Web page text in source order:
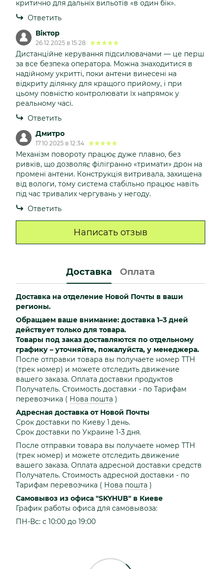
критично для дальніх вильотів «в один бік».
Ответить
Віктор
26.12.2025 в 15:28
Дистанційне керування підсилювачами — це перш
за все безпека оператора. Можна знаходитися в
надійному укритті, поки антени винесені на
відкриту ділянку для кращого прийому, і при
цьому повністю контролювати їх напрямок у
реальному часі.
Ответить
Дмитро
17.10.2025 в 12:34
Механізм повороту працює дуже плавно, без
ривків, що дозволяє філігранно «тримати» дрон на
промені антени. Конструкція витривала, захищена
від вологи, тому система стабільно працює навіть
під час тривалих чергувань у негоду.
Ответить
Написать отзыв
Доставка Оплата
Доставка на отделение Новой Почты в ваши
регионы.
Обращаем ваше внимание: доставка 1–3 дней
действует только для товара.
Товары под заказ доставляются по отдельному
графику – уточняйте, пожалуйста, у менеджера.
После отправки товара вы получаете номер ТТН
(трек номер) и можете отследить движение
вашего заказа. Оплата доставки продуктов
Получатель. Стоимость доставки - по Тарифам
перевозчика ( Нова пошта )
Адресная доставка от Новой Почты
Срок доставки по Киеву 1 день.
Срок доставки по Украине 1-3 дня.
После отправки товара вы получаете номер ТТН
(трек номер) и можете отследить движение
вашего заказа. Оплата адресной доставки средств
Получатель. Стоимость адресной доставки - по
Тарифам перевозчика ( Нова пошта )
Самовывоз из офиса "SKYHUB" в Киеве
График работы офиса для самовывоза:
ПН-Вс: с 10:00 до 19:00